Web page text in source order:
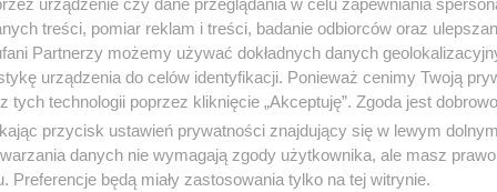
że Polska obecnie posiada już ponad 520
Polski. Zwiększa to znacząco rezerwy kraju, plasując
tym względem. Mamy więcej złota niż unijny EBC
zwiększania zasobów złota jest wzmocnienie
i budowanie bezpieczeństwa gospodarczego
treści, pomiar reklam i treści, badanie odbiorców oraz
Partnerzy możemy używać dokładnych danych
urządzenia do celów identyfikacji. Ponieważ cenimy Twoją
tych technologii poprzez kliknięcie „Akceptuję”. Zgoda jest
przycisk ustawień prywatności znajdujący się w lewym
danych nie wymagają zgody użytkownika, ale masz
Preferencje będą miały zastosowania tylko na tej witrynie.